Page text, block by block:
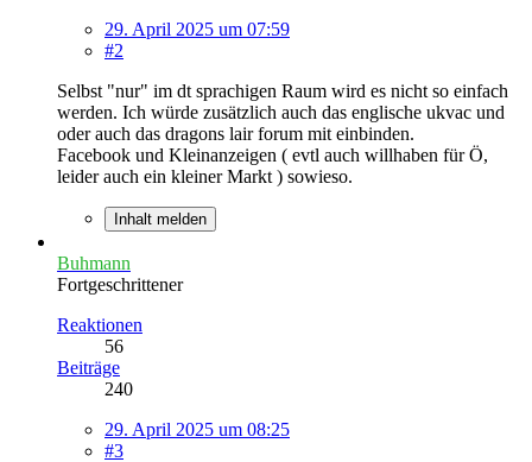
29. April 2025 um 07:59
#2
Selbst "nur" im dt sprachigen Raum wird es nicht so einfach
werden. Ich würde zusätzlich auch das englische ukvac und
oder auch das dragons lair forum mit einbinden.
Facebook und Kleinanzeigen ( evtl auch willhaben für Ö,
leider auch ein kleiner Markt ) sowieso.
Inhalt melden
Buhmann
Fortgeschrittener
Reaktionen
56
Beiträge
240
29. April 2025 um 08:25
#3